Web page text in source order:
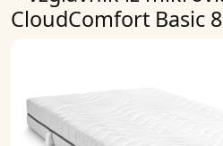
CloudComfort Basic